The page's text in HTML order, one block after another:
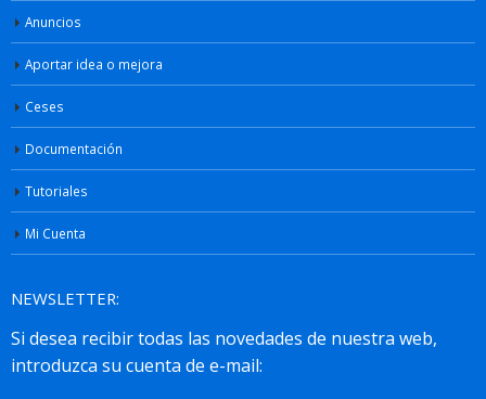
Anuncios
Aportar idea o mejora
Ceses
Documentación
Tutoriales
Mi Cuenta
NEWSLETTER: